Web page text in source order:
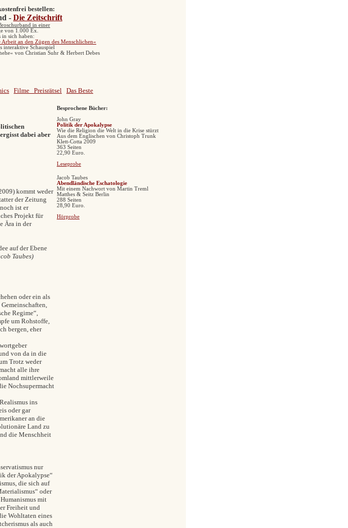
bestellen:
- Die Zeitschrift
in einer
von 1.000 Ex.
in sich haben:
Arbeit an den Zügen des Menschlichen«
interaktive Schauspiel
von Christian Suhr & Herbert Debes
Filme Preisrätsel Das Beste
dabei aber
kommt weder
der Zeitung
ist er
Projekt für
Ära in der
auf der Ebene
Taubes)
oder ein als
Regime“,
um Rohstoffe,
bergen, eher
von da in die
Trotz weder
alle ihre
mittlerweile
Nochsupermacht
ins
oder gar
an die
Land zu
die Menschheit
nur
der Apokalypse“
die sich auf
oder
mit
Freiheit und
Wohltaten eines
als auch
Besprochene Bücher:
John Gray
Politik der Apokalypse
Wie die Religion die Welt in die Krise stürzt
Aus dem Englischen von Christoph Trunk
Klett-Cotta 2009
363 Seiten
22,90 Euro.
Leseprobe
Jacob Taubes
Abendländische Eschatologie
Mit einem Nachwort von Martin Treml
Matthes & Seitz Berlin
288 Seiten
28,90 Euro.
Hörprobe